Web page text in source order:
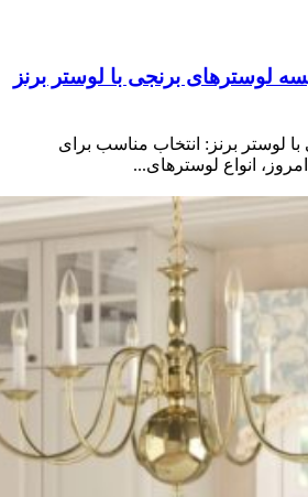
لوسترهای برنجی با لوستر برنز
لوستر برنز: انتخاب مناسب برای
انواع لوسترهای...